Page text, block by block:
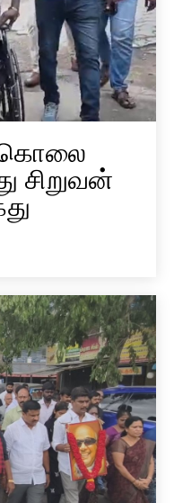
கொலை
சிறுவன்